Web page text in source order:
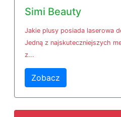
Simi Beauty
Jakie plusy posiada laserowa
Jedną z najskuteczniejszych
z...
Zobacz